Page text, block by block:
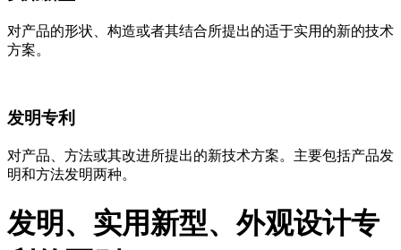
对产品的形状、构造或者其结合所提出的适于实用的新的技术
方案。
发明专利
对产品、方法或其改进所提出的新技术方案。主要包括产品发
明和方法发明两种。
发明、实用新型、外观设计专